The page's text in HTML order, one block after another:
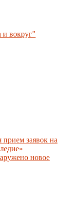
вокруг"
прием заявок на
новое